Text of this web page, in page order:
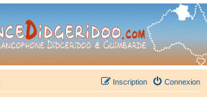
Didgeridoo - retrouvez la communauté.
Connexion
Inscription